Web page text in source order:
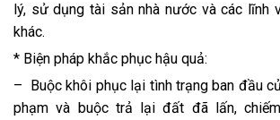
lý, sử dụng tài sản nhà nước và các lĩnh
khác.
* Biện pháp khắc phục hậu quả:
– Buộc khôi phục lại tình trạng ban đầu
phạm và buộc trả lại đất đã lấn,